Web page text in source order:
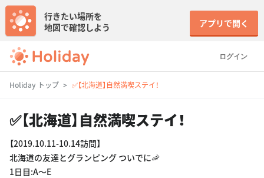
ログイン
行きたい場所を
地図で確認しよう
アプリで開く
Holiday トップ ✅【北海道】自然満喫ステイ！
✅【北海道】自然満喫ステイ！
【2019.10.11-10.14訪問】
北海道の友達とグランピング ついでに🦐
1日目:A〜E